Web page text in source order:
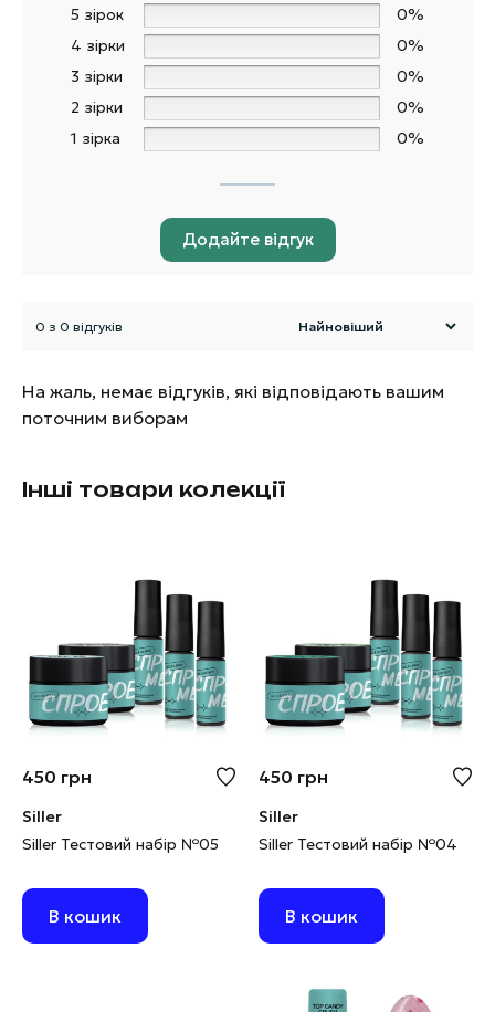
5 зірок
0%
4 зірки
0%
3 зірки
0%
2 зірки
0%
1 зірка
0%
Додайте відгук
0 з 0 відгуків
На жаль, немає відгуків, які відповідають вашим
поточним виборам
Інші товари колекції
450 грн
Siller
Siller Тестовий набір №05
В кошик
450 грн
Siller
Siller Тестовий набір №04
В кошик